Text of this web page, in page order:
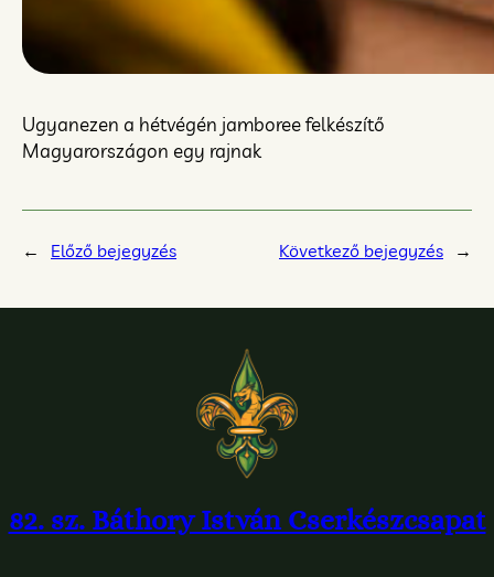
Ugyanezen a hétvégén jamboree felkészítő
Magyarországon egy rajnak
← Előző bejegyzés Következő bejegyzés →
82. sz. Báthory István Cserkészcsapat